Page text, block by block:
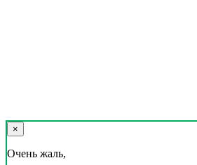
×
Очень жаль,